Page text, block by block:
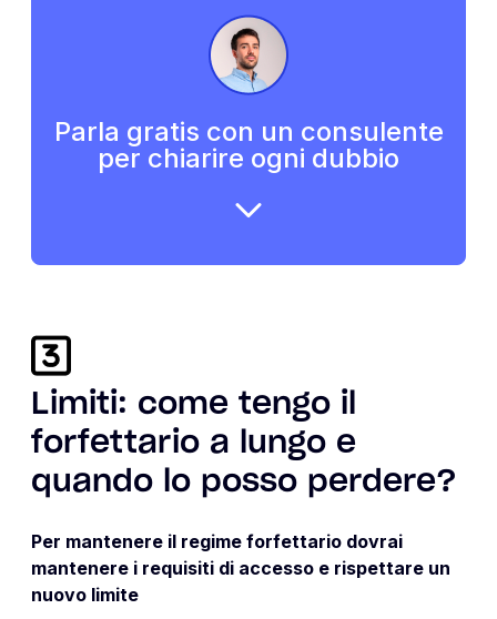
Parla gratis con un consulente
per chiarire ogni dubbio
Limiti: come tengo il
forfettario a lungo e
quando lo posso perdere?
Per mantenere il regime forfettario dovrai
mantenere i requisiti di accesso e rispettare un
nuovo limite